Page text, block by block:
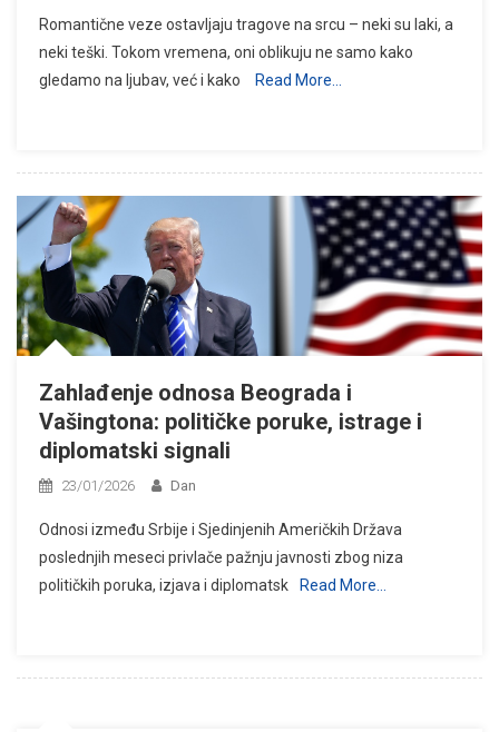
Romantične veze ostavljaju tragove na srcu – neki su laki, a
neki teški. Tokom vremena, oni oblikuju ne samo kako
gledamo na ljubav, već i kako
Read More…
Zahlađenje odnosa Beograda i
Vašingtona: političke poruke, istrage i
diplomatski signali
23/01/2026 Dan
Odnosi između Srbije i Sjedinjenih Američkih Država
poslednjih meseci privlače pažnju javnosti zbog niza
političkih poruka, izjava i diplomatsk
Read More…